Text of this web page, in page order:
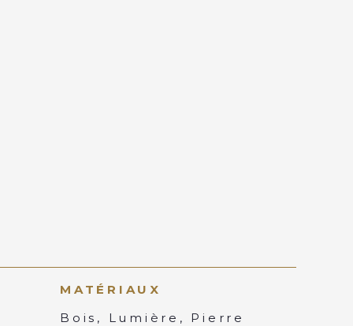
MATÉRIAUX
Bois, Lumière, Pierre